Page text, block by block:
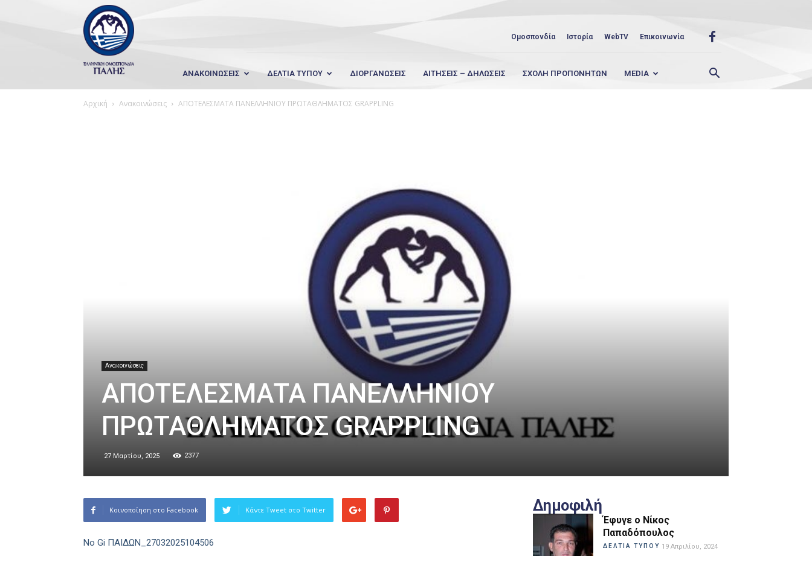
Wrestling
Hellas
Ομοσπονδία Ιστορία WebTV Επικοινωνία
ΑΝΑΚΟΙΝΩΣΕΙΣ ΔΕΛΤΙΑ ΤΥΠΟΥ ΔΙΟΡΓΑΝΩΣΕΙΣ ΑΙΤΗΣΕΙΣ – ΔΗΛΩΣΕΙΣ ΣΧΟΛΗ ΠΡΟΠΟΝΗΤΩΝ MEDIA
Αρχική Ανακοινώσεις ΑΠΟΤΕΛΕΣΜΑΤΑ ΠΑΝΕΛΛΗΝΙΟΥ ΠΡΩΤΑΘΛΗΜΑΤΟΣ GRAPPLING
Ανακοινώσεις
ΑΠΟΤΕΛΕΣΜΑΤΑ ΠΑΝΕΛΛΗΝΙΟΥ
ΠΡΩΤΑΘΛΗΜΑΤΟΣ GRAPPLING
27 Μαρτίου, 2025 2377
Κοινοποίηση στο Facebook Κάντε Tweet στο Twitter
No Gi ΠΑΙΔΩΝ_27032025104506
Δημοφιλή
Έφυγε ο Νίκος
Παπαδόπουλος
ΔΕΛΤΙΑ ΤΥΠΟΥ 19 Απριλίου, 2024